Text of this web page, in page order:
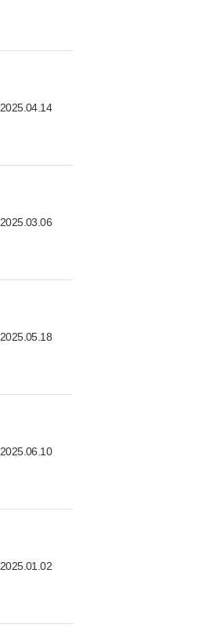
2025.04.14
2025.03.06
2025.05.18
2025.06.10
2025.01.02